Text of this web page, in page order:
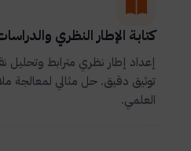
كتابة الإطار النظري
إعداد إطار نظري مترابط وتحليل
توثيق دقيق. حل مثالي لمعالجة
العلمي.